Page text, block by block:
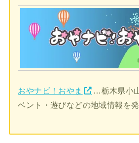
おやナビ！おやま
…栃木県小
ベント・遊びなどの地域情報を発